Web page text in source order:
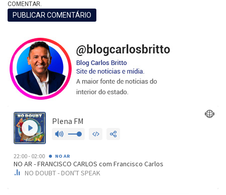
COMENTAR.